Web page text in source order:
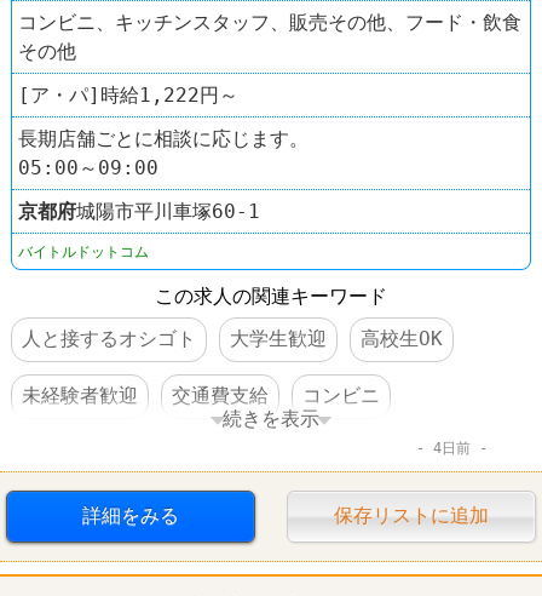
コンビニ、キッチンスタッフ、販売その他、フード・飲食
その他
[ア・パ]時給1,222円～
長期店舗ごとに相談に応じます。
05:00～09:00
京都府城陽市平川車塚60‐1
バイトルドットコム
この求人の関連キーワード
人と接するオシゴト
大学生歓迎 高校生OK
未経験者歓迎 交通費支給 コンビニ
続きを表示
4日前
詳細をみる 保存リストに追加